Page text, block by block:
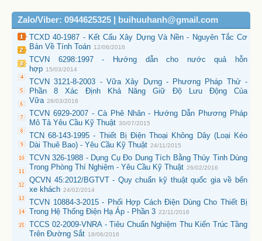
Zalo/Viber: 0944625325 | buihuuhanh@gmail.com
TCXD 40-1987 - Kết Cấu Xây Dựng Và Nền - Nguyên Tắc Cơ
Bản Về Tính Toán 12/06/2016
TCVN 6298:1997 - Hướng dẫn cho nước quả hỗn
hợp 15/03/2014
TCVN 3121-8-2003 - Vữa Xây Dựng - Phương Pháp Thử -
Phần 8 Xác Định Khả Năng Giữ Độ Lưu Động Của
Vữa 28/03/2016
TCVN 6929-2007 - Cà Phê Nhân - Hướng Dẫn Phương Pháp
Mô Tả Yêu Cầu Kỹ Thuật 30/07/2015
TCN 68-143-1995 - Thiết Bị Điện Thoại Không Dây (Loại Kéo
Dài Thuê Bao) - Yêu Cầu Kỹ Thuật 24/11/2015
TCVN 326-1988 - Dụng Cụ Đo Dung Tích Bằng Thủy Tinh Dùng
Trong Phòng Thí Nghiệm - Yêu Cầu Kỹ Thuật 26/02/2016
QCVN 45:2012/BGTVT - Quy chuẩn kỹ thuật quốc gia về bến
xe khách 24/02/2014
TCVN 10884-3-2015 - Phối Hợp Cách Điện Dùng Cho Thiết Bị
Trong Hệ Thống Điện Hạ Áp - Phần 3 22/11/2016
TCCS 02-2009-VNRA - Tiêu Chuẩn Nghiệm Thu Kiến Trúc Tầng
Trên Đường Sắt 18/06/2016